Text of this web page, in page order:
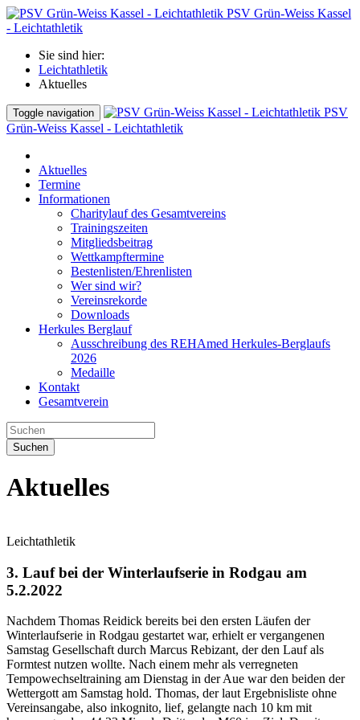
PSV Grün-Weiss Kassel
- Leichtathletik
Sie sind hier:
Leichtathletik
Aktuelles
Toggle navigation
PSV
Grün-Weiss Kassel - Leichtathletik
Aktuelles
Termine
Informationen
Charitylauf des Gesamtvereins
Trainingszeiten
Mitgliedsbeitrag
Wettkampftermine
Bestenlisten/Ehrenlisten
Wer sind wir?
Vereinsrekorde
Downloads
Herkules Berglauf
Ausschreibung des REHAmed Herkules-Berglaufs
2026
Medaille
Kontakt
Gesamtverein
Suchen
Aktuelles
Leichtathletik
3. Lauf bei der Winterlaufserie in Rodgau am
5.2.2022
Nachdem Thomas Reidick bereits bei den ersten Läufen der
Winterlaufserie in Rodgau gestartet war, erhielt er vergangenen
Samstag Gesellschaft durch Marcus Rebizant, der den Lauf als
Formtest nutzen wollte. Nach einem mehr als verregneten
Tempowechseltraining am Dienstag in der Aue war den beiden der
Wettergott am Samstag hold. Thomas, der laut Ergebnisliste ohne
Vereinsangabe, also inkognito, lief, gelangte nach 10 km mit